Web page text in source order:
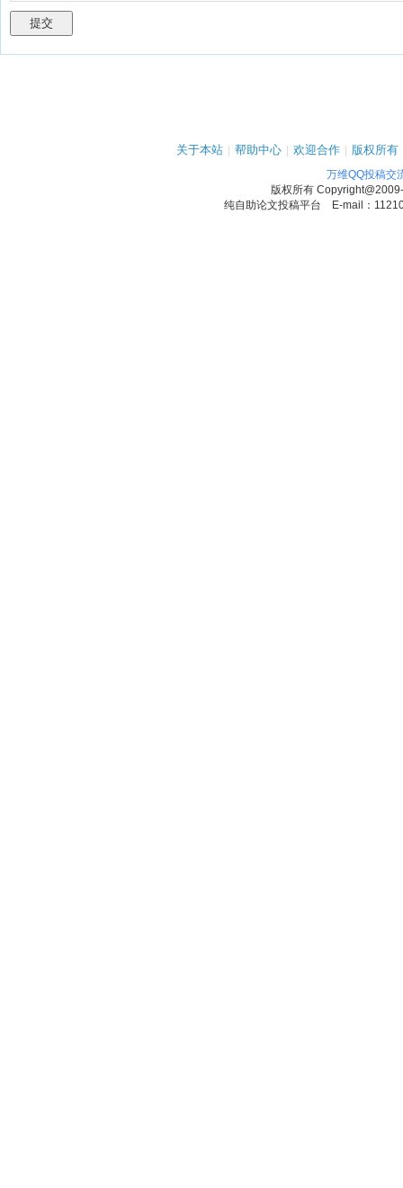
关于本站 | 帮助中心 | 欢迎合作 | 版权所有
万维QQ投稿交
版权所有
纯自助论文投稿平台 E-mail：